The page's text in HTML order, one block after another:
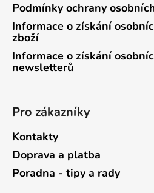
Podmínky ochrany
Informace o získání
zboží
Informace o získání
newsletterů
Pro zákazníky
Kontakty
Doprava a platba
Poradna - tipy a rady